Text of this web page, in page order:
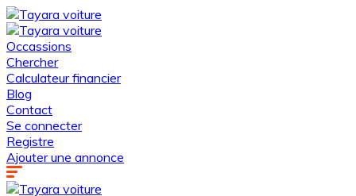
Occassions
Chercher
Calculateur financier
Blog
Contact
Se connecter
Registre
Ajouter une annonce